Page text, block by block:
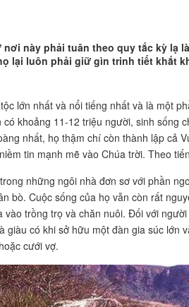
nơi này phải tuân theo quy tắc kỳ lạ
lại luôn phải giữ gìn trinh tiết khắt
lớn nhất và nổi tiếng nhất và là một
có khoảng 11-12 triệu người, sinh sống
nhất, họ thậm chí còn thành lập cả
tin mạnh mẽ vào Chúa trời. Theo
những ngôi nhà đơn sơ với phần
bò. Cuộc sống của họ vẫn còn rất
vào trồng trọ và chăn nuôi. Đối với
giàu có khi sở hữu một đàn gia súc lớn
cưới vợ.